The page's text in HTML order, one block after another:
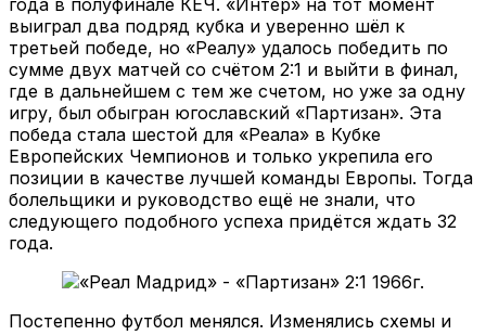
года в полуфинале КЕЧ. «Интер» на тот момент
выиграл два подряд кубка и уверенно шёл к
третьей победе, но «Реалу» удалось победить по
сумме двух матчей со счётом 2:1 и выйти в финал,
где в дальнейшем с тем же счетом, но уже за одну
игру, был обыгран югославский «Партизан». Эта
победа стала шестой для «Реала» в Кубке
Европейских Чемпионов и только укрепила его
позиции в качестве лучшей команды Европы. Тогда
болельщики и руководство ещё не знали, что
следующего подобного успеха придётся ждать 32
года.
Постепенно футбол менялся. Изменялись схемы и